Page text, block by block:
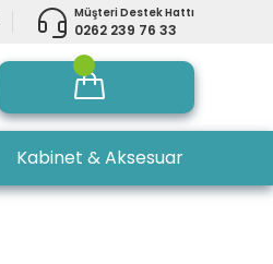
Müşteri Destek Hattı
0262 239 76 33
Kabinet & Aksesuar